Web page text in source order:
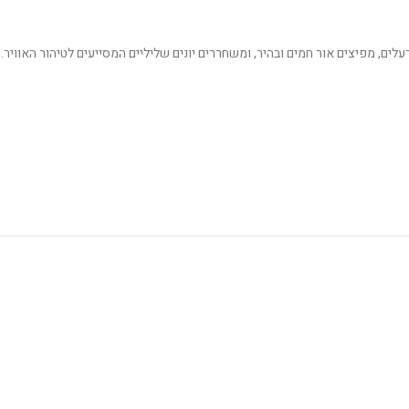
פולטים רעלים, מפיצים אור חמים ובהיר, ומשחררים יונים שליליים המסייעים לטיהור האוויר.